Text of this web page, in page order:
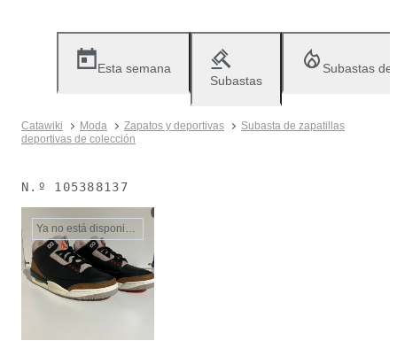
Esta semana
Subastas
Subastas
Catawiki Moda Zapatos y deportivas
Subasta de zapatillas
deportivas de colección
N.º 105388137
Ya no está disponible